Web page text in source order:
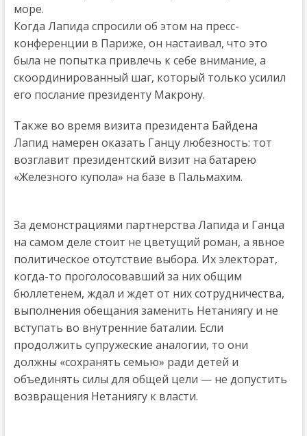
море.
Когда Лапида спросили об этом на пресс-
конференции в Париже, он настаивал, что это
была не попытка привлечь к себе внимание, а
скоординированный шаг, который только усилил
его послание президенту Макрону.
Также во время визита президента Байдена
Лапид намерен оказать Ганцу любезность: тот
возглавит президентский визит на батарею
«Железного купола» на базе в Пальмахим.
За демонстрациями партнерства Лапида и Ганца
на самом деле стоит не цветущий роман, а явное
политическое отсутствие выбора. Их электорат,
когда-то проголосовавший за них общим
бюллетенем, ждал и ждет от них сотрудничества,
выполнения обещания заменить Нетаниягу и не
вступать во внутренние баталии. Если
продолжить супружеские аналогии, то они
должны «сохранять семью» ради детей и
объединять силы для общей цели — не допустить
возвращения Нетаниягу к власти.